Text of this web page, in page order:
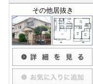
その他居抜き